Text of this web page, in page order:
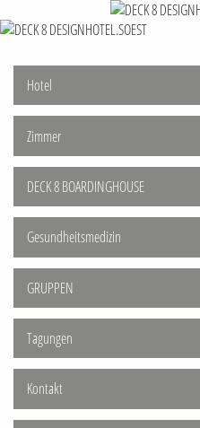
Hotel
Zimmer
DECK 8 BOARDINGHOUSE
Gesundheitsmedizin
GRUPPEN
Tagungen
Kontakt